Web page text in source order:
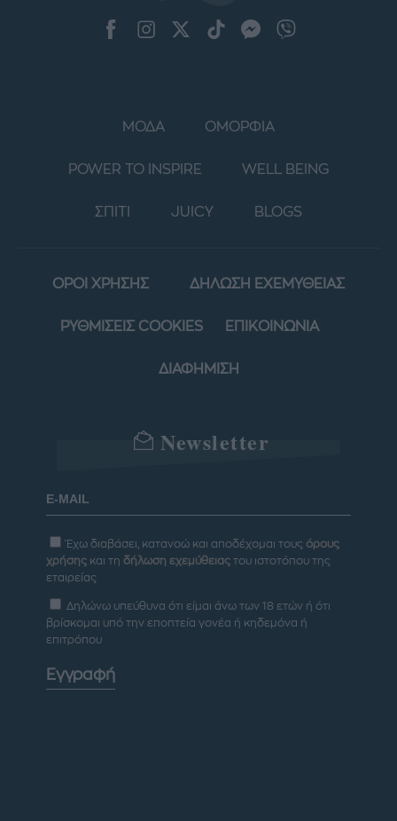
ΜΟΔΑ ΟΜΟΡΦΙΑ
POWER TO INSPIRE WELL BEING
ΣΠΙΤΙ JUICY BLOGS
ΟΡΟΙ ΧΡΗΣΗΣ ΔΗΛΩΣΗ ΕΧΕΜΥΘΕΙΑΣ
ΡΥΘΜΙΣΕΙΣ COOKIES ΕΠΙΚΟΙΝΩΝΙΑ
ΔΙΑΦΗΜΙΣΗ
Newsletter
Έχω διαβάσει, κατανοώ και αποδέχομαι τους όρους
χρήσης και τη δήλωση εχεμύθειας του ιστοτόπου της
εταιρείας
Δηλώνω υπεύθυνα ότι είμαι άνω των 18 ετών ή ότι
βρίσκομαι υπό την εποπτεία γονέα ή κηδεμόνα ή
επιτρόπου
Εγγραφή